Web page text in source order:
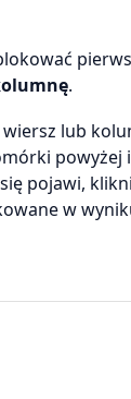
.
lub
powyżej
pojawi,
w